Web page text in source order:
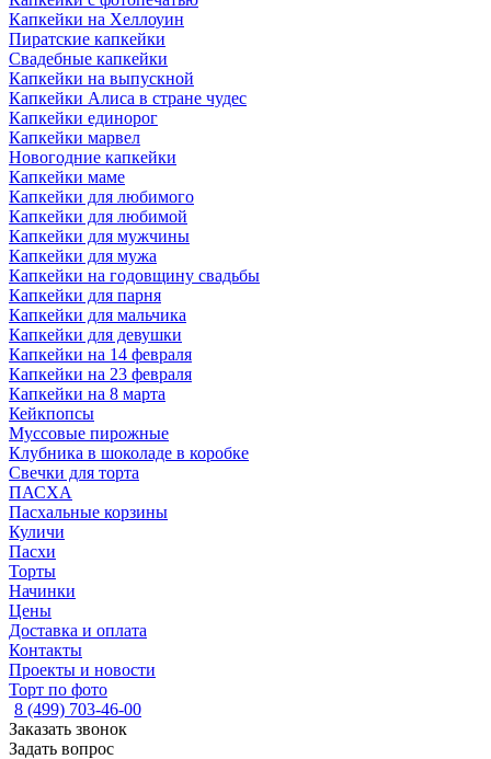
Капкейки на Хеллоуин
Пиратские капкейки
Свадебные капкейки
Капкейки на выпускной
Капкейки Алиса в стране чудес
Капкейки единорог
Капкейки марвел
Новогодние капкейки
Капкейки маме
Капкейки для любимого
Капкейки для любимой
Капкейки для мужчины
Капкейки для мужа
Капкейки на годовщину свадьбы
Капкейки для парня
Капкейки для мальчика
Капкейки для девушки
Капкейки на 14 февраля
Капкейки на 23 февраля
Капкейки на 8 марта
Кейкпопсы
Муссовые пирожные
Клубника в шоколаде в коробке
Свечки для торта
ПАСХА
Пасхальные корзины
Куличи
Пасхи
Торты
Начинки
Цены
Доставка и оплата
Контакты
Проекты и новости
Торт по фото
8 (499) 703-46-00
Заказать звонок
Задать вопрос